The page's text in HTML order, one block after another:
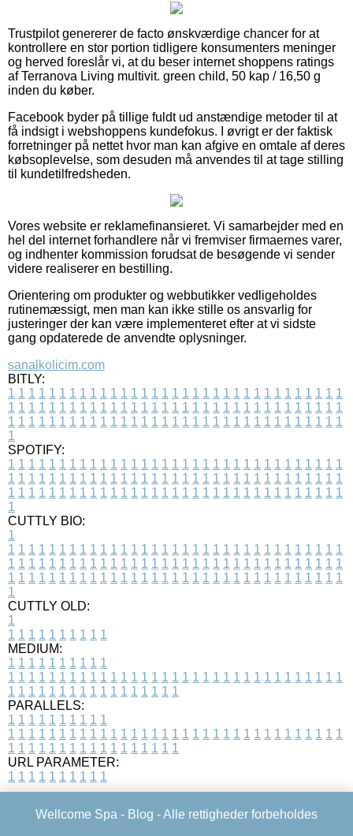
Trustpilot genererer de facto ønskværdige chancer for at
kontrollere en stor portion tidligere konsumenters meninger
og herved foreslår vi, at du beser internet shoppens ratings
af Terranova Living multivit. green child, 50 kap / 16,50 g
inden du køber.
Facebook byder på tillige fuldt ud anstændige metoder til at
få indsigt i webshoppens kundefokus. I øvrigt er der faktisk
forretninger på nettet hvor man kan afgive en omtale af deres
købsoplevelse, som desuden må anvendes til at tage stilling
til kundetilfredsheden.
Vores website er reklamefinansieret. Vi samarbejder med en
hel del internet forhandlere når vi fremviser firmaernes varer,
og indhenter kommission forudsat de besøgende vi sender
videre realiserer en bestilling.
Orientering om produkter og webbutikker vedligeholdes
rutinemæssigt, men man kan ikke stille os ansvarlig for
justeringer der kan være implementeret efter at vi sidste
gang opdaterede de anvendte oplysninger.
sanalkolicim.com
BITLY:
1 1 1 1 1 1 1 1 1 1 1 1 1 1 1 1 1 1 1 1 1 1 1 1 1 1 1 1 1 1 1 1 1
1 1 1 1 1 1 1 1 1 1 1 1 1 1 1 1 1 1 1 1 1 1 1 1 1 1 1 1 1 1 1 1 1
1 1 1 1 1 1 1 1 1 1 1 1 1 1 1 1 1 1 1 1 1 1 1 1 1 1 1 1 1 1 1 1 1
1
SPOTIFY:
1 1 1 1 1 1 1 1 1 1 1 1 1 1 1 1 1 1 1 1 1 1 1 1 1 1 1 1 1 1 1 1 1
1 1 1 1 1 1 1 1 1 1 1 1 1 1 1 1 1 1 1 1 1 1 1 1 1 1 1 1 1 1 1 1 1
1 1 1 1 1 1 1 1 1 1 1 1 1 1 1 1 1 1 1 1 1 1 1 1 1 1 1 1 1 1 1 1 1
1
CUTTLY BIO:
1
1 1 1 1 1 1 1 1 1 1 1 1 1 1 1 1 1 1 1 1 1 1 1 1 1 1 1 1 1 1 1 1 1
1 1 1 1 1 1 1 1 1 1 1 1 1 1 1 1 1 1 1 1 1 1 1 1 1 1 1 1 1 1 1 1 1
1 1 1 1 1 1 1 1 1 1 1 1 1 1 1 1 1 1 1 1 1 1 1 1 1 1 1 1 1 1 1 1 1
1
CUTTLY OLD:
1
1 1 1 1 1 1 1 1 1 1
MEDIUM:
1 1 1 1 1 1 1 1 1 1
1 1 1 1 1 1 1 1 1 1 1 1 1 1 1 1 1 1 1 1 1 1 1 1 1 1 1 1 1 1 1 1 1
1 1 1 1 1 1 1 1 1 1 1 1 1 1 1 1 1
PARALLELS:
1 1 1 1 1 1 1 1 1 1
1 1 1 1 1 1 1 1 1 1 1 1 1 1 1 1 1 1 1 1 1 1 1 1 1 1 1 1 1 1 1 1 1
1 1 1 1 1 1 1 1 1 1 1 1 1 1 1 1 1
URL PARAMETER:
1 1 1 1 1 1 1 1 1 1
Wellcome Spa - Blog - Alle rettigheder forbeholdes